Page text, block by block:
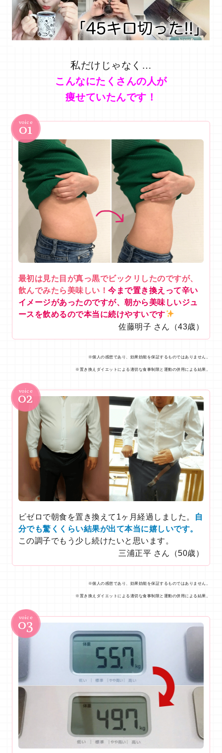
私だけじゃなく…
こんなにたくさんの人が
痩せていたんです！
voice
01
最初は見た目が真っ黒でビックリしたのですが、
飲んでみたら美味しい！今まで置き換えって辛い
イメージがあったのですが、朝から美味しいジュ
ースを飲めるので本当に続けやすいです
佐藤明子 さん（43歳）
※個人の感想であり、効果効能を保証するものではありません。
※置き換えダイエットによる適切な食事制限と運動の併用による結果。
voice
02
ビゼロで朝食を置き換えて1ヶ月経過しました。
自
分でも驚くくらい結果が出て本当に嬉しいです。
この調子でもう少し続けたいと思います。
三浦正平 さん（50歳）
※個人の感想であり、効果効能を保証するものではありません。
※置き換えダイエットによる適切な食事制限と運動の併用による結果。
voice
03